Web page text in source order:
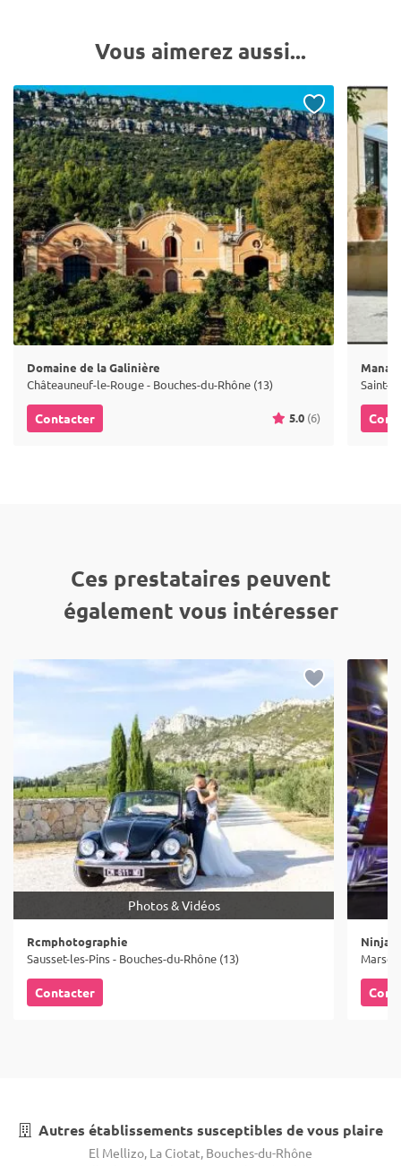
Vous aimerez aussi...
Domaine de la Galinière
Châteauneuf-le-Rouge - Bouches-du-Rhône (13)
Contacter 5.0 (6)
Saint-
Ces prestataires peuvent
également vous intéresser
Photos & Vidéos
Rcmphotographie
Sausset-les-Pins - Bouches-du-Rhône (13)
Contacter
Ninja
Autres établissements susceptibles de vous plaire
El Mellizo, La Ciotat, Bouches-du-Rhône